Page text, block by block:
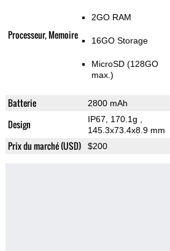
Processeur, Memoire
2GO RAM
16GO Storage
MicroSD (128GO
max.)
Batterie 2800 mAh
Design IP67, 170.1g
145.3x73.4x8.9 mm
Prix du marché (USD) $200